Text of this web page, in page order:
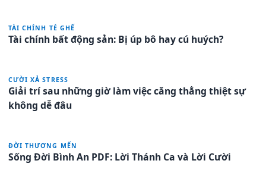
TÀI CHÍNH TÉ GHẾ
Tài chính bất động sản: Bị úp bô hay cú huých?
CƯỜI XẢ STRESS
Giải trí sau những giờ làm việc căng thẳng thiệt sự
không dễ đâu
ĐỜI THƯƠNG MẾN
Sống Đời Bình An PDF: Lời Thánh Ca và Lời Cười